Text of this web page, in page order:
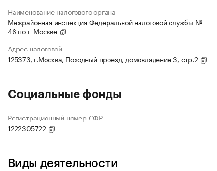
Наименование налогового органа
Межрайонная инспекция Федеральной налоговой службы №
46 по г. Москве
Адрес налоговой
125373, г.Москва, Походный проезд, домовладение 3, стр.2
Социальные фонды
Регистрационный номер СФР
1222305722
Виды деятельности